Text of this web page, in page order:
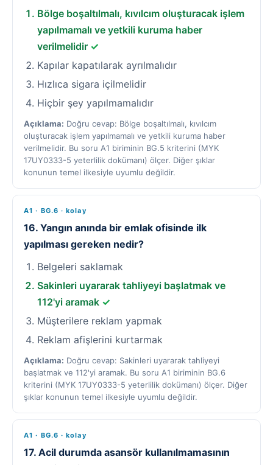
Bölge boşaltılmalı, kıvılcım oluşturacak işlem
yapılmamalı ve yetkili kuruma haber
verilmelidir ✓
Kapılar kapatılarak ayrılmalıdır
Hızlıca sigara içilmelidir
Hiçbir şey yapılmamalıdır
Açıklama: Doğru cevap: Bölge boşaltılmalı, kıvılcım
oluşturacak işlem yapılmamalı ve yetkili kuruma haber
verilmelidir. Bu soru A1 biriminin BG.5 kriterini (MYK
17UY0333-5 yeterlilik dokümanı) ölçer. Diğer şıklar
konunun temel ilkesiyle uyumlu değildir.
A1 · BG.6 · kolay
16. Yangın anında bir emlak ofisinde ilk
yapılması gereken nedir?
Belgeleri saklamak
Sakinleri uyararak tahliyeyi başlatmak ve
112'yi aramak ✓
Müşterilere reklam yapmak
Reklam afişlerini kurtarmak
Açıklama: Doğru cevap: Sakinleri uyararak tahliyeyi
başlatmak ve 112'yi aramak. Bu soru A1 biriminin BG.6
kriterini (MYK 17UY0333-5 yeterlilik dokümanı) ölçer. Diğer
şıklar konunun temel ilkesiyle uyumlu değildir.
A1 · BG.6 · kolay
17. Acil durumda asansör kullanılmamasının